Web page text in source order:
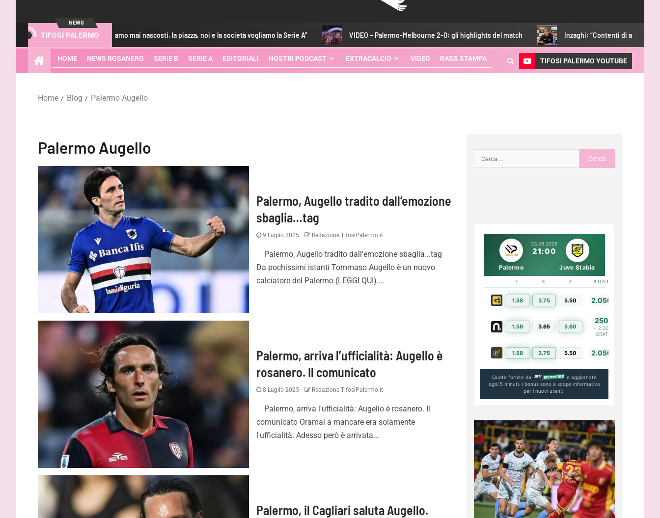
NEWS
TIFOSI PALERMO
Bani: “Non ci siamo mai nascosti, la piazza, noi e la società vogliamo la Serie A” VIDEO – Palermo-Melbourne 2-0: gli highlights del match Inzaghi: “Contenti di aver vinto, adesso
HOME NEWS ROSANERO SERIE B SERIE A EDITORIALI NOSTRI PODCAST EXTRACALCIO VIDEO RASS.STAMPA TIFOSI PALERMO YOUTUBE
Home Blog Palermo Augello
Palermo Augello
Palermo, Augello tradito dall’emozione
sbaglia…tag
9 Luglio 2025 Redazione TifosiPalermo.it
Palermo, Augello tradito dall'emozione sbaglia...tag
Da pochissimi istanti Tommaso Augello è un nuovo
calciatore del Palermo (LEGGI QUI)....
Palermo, arriva l’ufficialità: Augello è
rosanero. Il comunicato
8 Luglio 2025 Redazione TifosiPalermo.it
Palermo, arriva l'ufficialità: Augello è rosanero. Il
comunicato Oramai a mancare era solamente
l'ufficialità. Adesso però è arrivata...
Palermo, il Cagliari saluta Augello.
23.08.2026
21:00
Palermo Juve Stabia
1 X 2 BONUS
1.58 3.75 5.50 2.050€
1.58 3.65 5.60
250€
+ 2.000€
GRATIS
1.58 3.75 5.50 2.050€
Quote fornite da
e aggiornate
ogni 5 minuti. I bonus sono a scopo informativo
per i nuovi utenti.